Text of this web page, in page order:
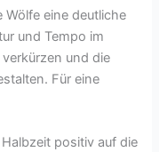
eine deutliche
und Tempo im
und die
Für eine
positiv auf die